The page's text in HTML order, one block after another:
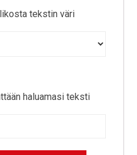
tekstin väri
haluamasi teksti